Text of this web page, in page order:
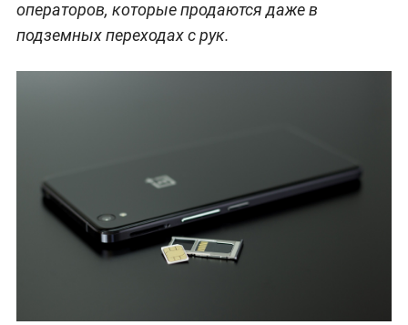
операторов, которые продаются даже в
подземных переходах с рук.